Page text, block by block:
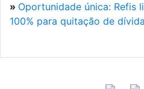
» Oportunidade única: Refis
100% para quitação de